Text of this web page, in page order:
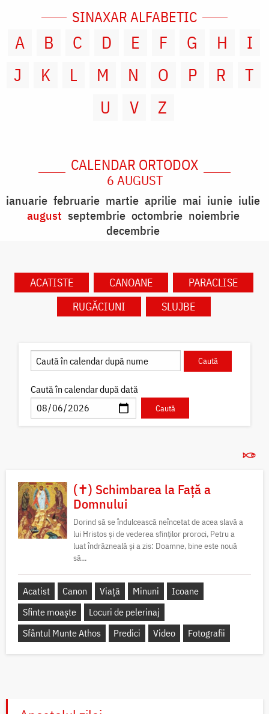
SINAXAR ALFABETIC
A B C D E F G H
I
J
K L M N O P R
T
U
V Z
CALENDAR ORTODOX
6 AUGUST
ianuarie februarie martie aprilie mai iunie iulie
august septembrie octombrie noiembrie
decembrie
ACATISTE CANOANE
PARACLISE
RUGĂCIUNI
SLUJBE
Caută în calendar după dată
(✝) Schimbarea la Față a
Domnului
Dorind să se îndulcească neîncetat de acea slavă a
lui Hristos și de vederea sfinților proroci, Petru a
luat îndrăzneală și a zis: Doamne, bine este nouă
să...
Acatist Canon Viață Minuni
Icoane
Sfinte moaște
Locuri de pelerinaj
Sfântul Munte Athos
Predici Video Fotografii